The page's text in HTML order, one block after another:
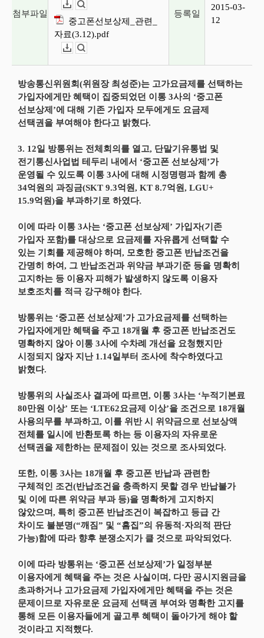
첨부파일
중고폰선보상제_관련_
자료(3.12).pdf
등록일
2015-03-
12
방송통신위원회(위원장 최성준)는 고가요금제를 선택하는
가입자에게만 혜택이 집중되었던 이통 3사의 ‘중고폰
선보상제’에 대해 기존 가입자 모두에게도 요금제
선택권을 부여해야 한다고 밝혔다.
3. 12일 방통위는 전체회의를 열고, 단말기유통법 및
전기통신사업법 테두리 내에서 ‘중고폰 선보상제’가
운영될 수 있도록 이통 3사에 대해 시정명령과 함께 총
34억원의 과징금(SKT 9.3억원, KT 8.7억원, LGU+
15.9억원)을 부과하기로 하였다.
이에 따라 이통 3사는 ‘중고폰 선보상제’ 가입자(기존
가입자 포함)를 대상으로 요금제를 자유롭게 선택할 수
있는 기회를 제공해야 하며, 모호한 중고폰 반납조건을
간명히 하여, 그 반납조건과 위약금 부과기준 등을 명확히
고지하는 등 이용자 피해가 발생하지 않도록 이용자
보호조치를 적극 강구해야 한다.
방통위는 ‘중고폰 선보상제’가 고가요금제를 선택하는
가입자에게만 혜택을 주고 18개월 후 중고폰 반납조건도
명확하지 않아 이통 3사에 수차례 개선을 요청했지만
시정되지 않자 지난 1.14일부터 조사에 착수하였다고
밝혔다.
방통위의 사실조사 결과에 따르면, 이통 3사는 ‘누적기본료
80만원 이상’ 또는 ‘LTE62요금제 이상’을 조건으로 18개월
사용의무를 부과하고, 이를 위반 시 위약금으로 선보상액
전체를 일시에 반환토록 하는 등 이용자의 자유로운
선택권을 제한하는 문제점이 있는 것으로 조사되었다.
또한, 이통 3사는 18개월 후 중고폰 반납과 관련한
구체적인 조건(반납조건을 충족하지 못할 경우 반납불가
및 이에 따른 위약금 부과 등)을 명확하게 고지하지
않았으며, 특히 중고폰 반납조건이 복잡하고 등급 간
차이도 불분명(“깨짐” 및 “흠집”의 유동적·자의적 판단
가능)함에 따라 향후 분쟁소지가 클 것으로 파악되었다.
이에 따라 방통위는 ‘중고폰 선보상제’가 일정부분
이용자에게 혜택을 주는 것은 사실이며, 다만 공시지원금을
초과하거나 고가요금제 가입자에게만 혜택을 주는 것은
문제이므로 자유로운 요금제 선택권 부여와 명확한 고지를
통해 모든 이용자들에게 골고루 혜택이 돌아가게 해야 할
것이라고 지적했다.